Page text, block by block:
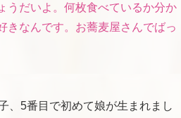
うだいよ。何枚食べているか分か
きなんです。お蕎麦屋さんでばっ
、5番目で初めて娘が生まれまし